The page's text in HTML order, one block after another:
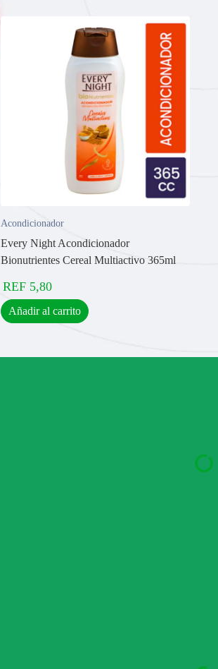
Acondicionador
Every Night Acondicionador
Bionutrientes Cereal Multiactivo 365ml
REF 5,80
Añadir al carrito